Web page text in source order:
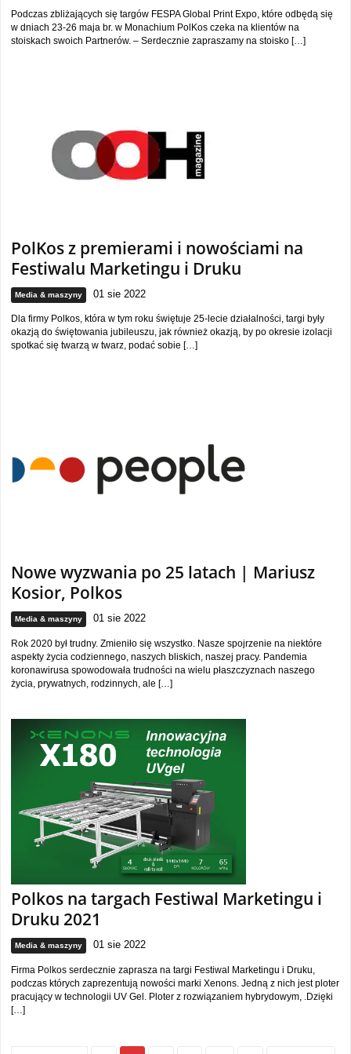
Podczas zbliżających się targów FESPA Global Print Expo, które odbędą się
w dniach 23-26 maja br. w Monachium PolKos czeka na klientów na
stoiskach swoich Partnerów. – Serdecznie zapraszamy na stoisko […]
PolKos z premierami i nowościami na
Festiwalu Marketingu i Druku
Media & maszyny 01 sie 2022
Dla firmy Polkos, która w tym roku świętuje 25-lecie działalności, targi były
okazją do świętowania jubileuszu, jak również okazją, by po okresie izolacji
spotkać się twarzą w twarz, podać sobie […]
Nowe wyzwania po 25 latach | Mariusz
Kosior, Polkos
Media & maszyny 01 sie 2022
Rok 2020 był trudny. Zmieniło się wszystko. Nasze spojrzenie na niektóre
aspekty życia codziennego, naszych bliskich, naszej pracy. Pandemia
koronawirusa spowodowała trudności na wielu płaszczyznach naszego
życia, prywatnych, rodzinnych, ale […]
Polkos na targach Festiwal Marketingu i
Druku 2021
Media & maszyny 01 sie 2022
Firma Polkos serdecznie zaprasza na targi Festiwal Marketingu i Druku,
podczas których zaprezentują nowości marki Xenons. Jedną z nich jest ploter
pracujący w technologii UV Gel. Ploter z rozwiązaniem hybrydowym, .Dzięki
[…]